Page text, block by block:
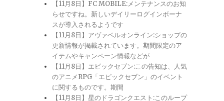
【11月8日】FC MOBILE:メンテナンスのお知
らせですね。新しいデイリーログインボーナ
スが導入されるようです
【11月8日】アヴァベルオンライン:ショップの
更新情報が掲載されています。期間限定のア
イテムやキャンペーン情報などが
【11月8日】エピックセブン:この告知は、人気
のアニメRPG「エピックセブン」のイベント
に関するものです。期間
【11月8日】星のドラゴンクエスト:このループ